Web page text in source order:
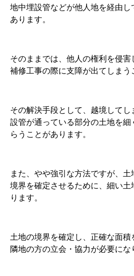
地中埋設管などが他人地を経由
あります。
そのままでは、他人の権利を侵害
補修工事の際に支障が出てしまう
その解決手段として、越境して
設管が通っている部分の土地を細
らうことがあります。
また、やや強引な方法ですが、土
境界を確定させるために、細い土
ります。
土地の境界を確定し、正確な面積
隣地の方の立会・協力が必要にな